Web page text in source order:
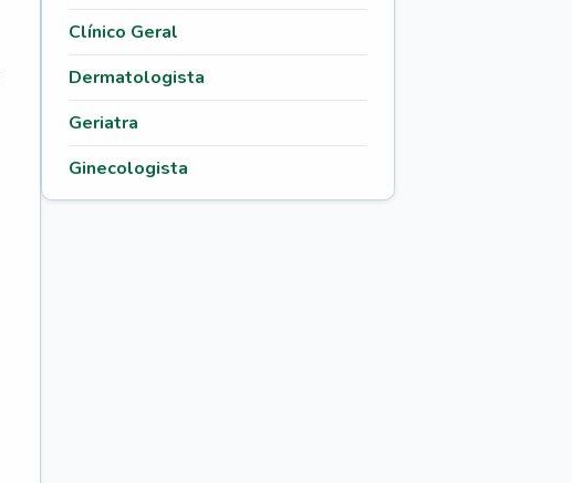
Clínico Geral
Dermatologista
Geriatra
Ginecologista